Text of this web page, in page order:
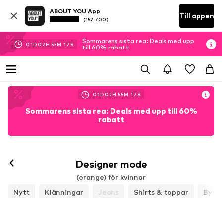
ABOUT YOU App
(152 700) Till appen
01D 02H 55M 16 S
Sommarens sista rea: Deals med upp
till 60% rabatt
01D 02H 55M 16 S
Sommarens sista rea: Deals med upp till 60%
rabatt
Designer mode
(orange) för kvinnor
Nytt
Klänningar Jeans Shirts & toppar